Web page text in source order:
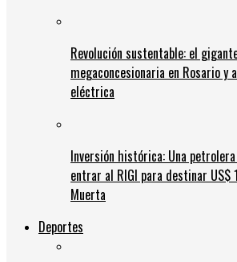
Revolución sustentable: el
megaconcesionaria en Rosario y
eléctrica
Inversión histórica: Una petrolera
entrar al RIGI para destinar US$
Muerta
Deportes